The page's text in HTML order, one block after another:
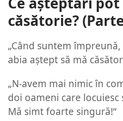
căsătorie?
„Când suntem
abia aştept să mă
„N-avem mai nimic în
doi oameni care locuiesc
Mă simt foarte singură!“